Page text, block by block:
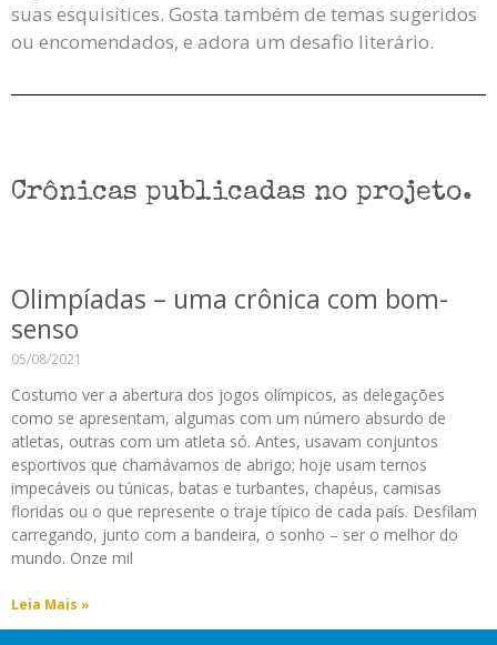
suas esquisitices. Gosta também de temas sugeridos
ou encomendados, e adora um desafio literário.
Crônicas publicadas no projeto.
Olimpíadas – uma crônica com bom-
senso
05/08/2021
Costumo ver a abertura dos jogos olímpicos, as delegações
como se apresentam, algumas com um número absurdo de
atletas, outras com um atleta só. Antes, usavam conjuntos
esportivos que chamávamos de abrigo; hoje usam ternos
impecáveis ou túnicas, batas e turbantes, chapéus, camisas
floridas ou o que represente o traje típico de cada país. Desfilam
carregando, junto com a bandeira, o sonho – ser o melhor do
mundo. Onze mil
Leia Mais »